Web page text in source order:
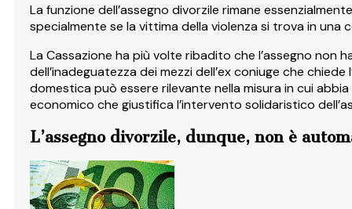
La funzione dell’assegno divorzile rimane
specialmente se la vittima della violenza si trova in
La Cassazione ha più volte ribadito che l’assegno non
dell’inadeguatezza dei mezzi dell’ex coniuge che
domestica può essere rilevante nella misura in cui
economico che giustifica l’intervento solidaristico
L’assegno divorzile, dunque, non è